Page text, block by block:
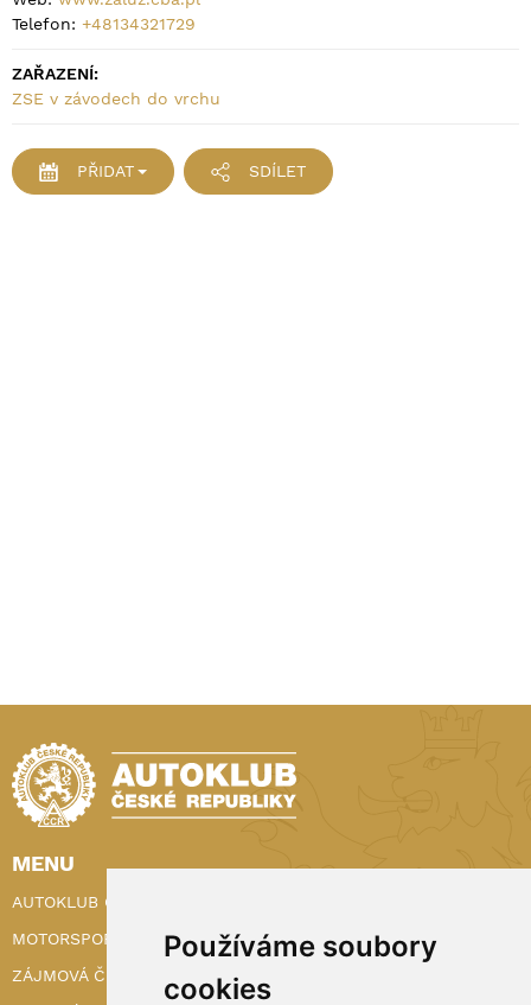
Používáme soubory
cookies
Telefon: +48134321729
ZAŘAZENÍ:
ZSE v závodech do vrchu
PŘIDAT SDÍLET
MENU
AUTOKLUB ČR
MOTORSPORT
ZÁJMOVÁ ČINNOST